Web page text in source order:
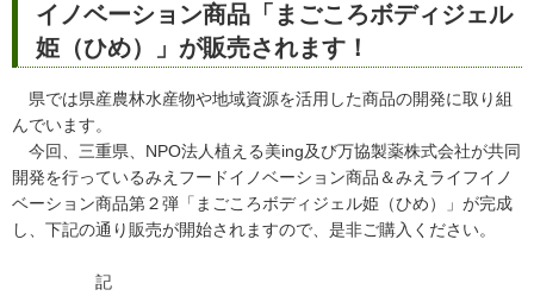
イノベーション商品「まごころボディジェル
姫（ひめ）」が販売されます！
県では県産農林水産物や地域資源を活用した商品の開発に取り組
んでいます。
今回、三重県、NPO法人植える美ing及び万協製薬株式会社が共同
開発を行っているみえフードイノベーション商品＆みえライフイノ
ベーション商品第２弾「まごころボディジェル姫（ひめ）」が完成
し、下記の通り販売が開始されますので、是非ご購入ください。
記